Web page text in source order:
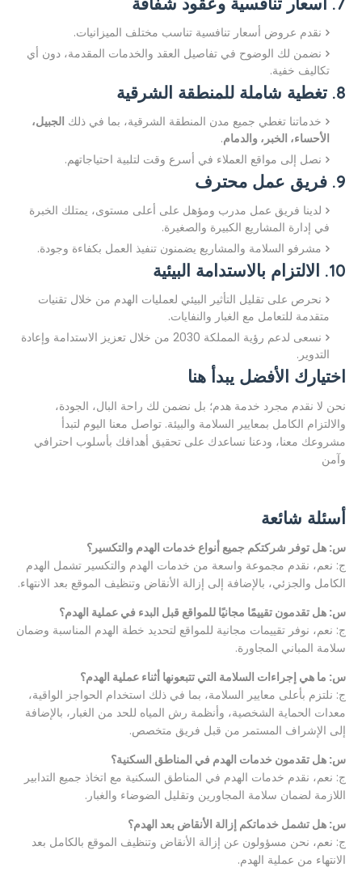
نقدم عروض أسعار تنافسية تناسب مختلف الميزانيات.
نضمن لك الوضوح في تفاصيل العقد والخدمات المقدمة، دون أي
تكاليف خفية.
8. تغطية شاملة للمنطقة الشرقية
خدماتنا تغطي جميع مدن المنطقة الشرقية، بما في ذلك الجبيل،
الأحساء، الخبر، والدمام.
نصل إلى مواقع العملاء في أسرع وقت لتلبية احتياجاتهم.
9. فريق عمل محترف
لدينا فريق عمل مدرب ومؤهل على أعلى مستوى، يمتلك الخبرة
في إدارة المشاريع الكبيرة والصغيرة.
مشرفو السلامة والمشاريع يضمنون تنفيذ العمل بكفاءة وجودة.
10. الالتزام بالاستدامة البيئية
نحرص على تقليل التأثير البيئي لعمليات الهدم من خلال تقنيات
متقدمة للتعامل مع الغبار والنفايات.
نسعى لدعم رؤية المملكة 2030 من خلال تعزيز الاستدامة وإعادة
التدوير.
اختيارك الأفضل يبدأ هنا
نحن لا نقدم مجرد خدمة هدم؛ بل نضمن لك راحة البال، الجودة،
والالتزام الكامل بمعايير السلامة والبيئة. تواصل معنا اليوم لتبدأ
مشروعك معنا، ودعنا نساعدك على تحقيق أهدافك بأسلوب احترافي
وآمن
أسئلة شائعة
س: هل توفر شركتكم جميع أنواع خدمات الهدم والتكسير؟
ج: نعم، نقدم مجموعة واسعة من خدمات الهدم والتكسير تشمل الهدم
الكامل والجزئي، بالإضافة إلى إزالة الأنقاض وتنظيف الموقع بعد الانتهاء.
س: هل تقدمون تقييمًا مجانيًا للمواقع قبل البدء في عملية الهدم؟
ج: نعم، نوفر تقييمات مجانية للمواقع لتحديد خطة الهدم المناسبة وضمان
سلامة المباني المجاورة.
س: ما هي إجراءات السلامة التي تتبعونها أثناء عملية الهدم؟
ج: نلتزم بأعلى معايير السلامة، بما في ذلك استخدام الحواجز الواقية،
معدات الحماية الشخصية، وأنظمة رش المياه للحد من الغبار، بالإضافة
إلى الإشراف المستمر من قبل فريق متخصص.
س: هل تقدمون خدمات الهدم في المناطق السكنية؟
ج: نعم، نقدم خدمات الهدم في المناطق السكنية مع اتخاذ جميع التدابير
اللازمة لضمان سلامة المجاورين وتقليل الضوضاء والغبار.
س: هل تشمل خدماتكم إزالة الأنقاض بعد الهدم؟
ج: نعم، نحن مسؤولون عن إزالة الأنقاض وتنظيف الموقع بالكامل بعد
الانتهاء من عملية الهدم.